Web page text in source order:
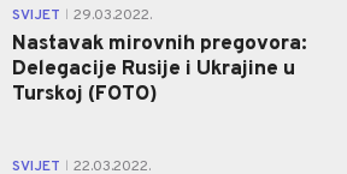
SVIJET 29.03.2022.
Nastavak mirovnih pregovora:
Delegacije Rusije i Ukrajine u
Turskoj (FOTO)
SVIJET 22.03.2022.